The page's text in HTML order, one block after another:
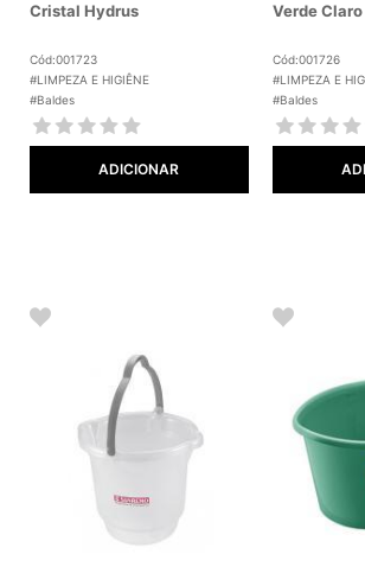
Cristal Hydrus
Cód:001723
#LIMPEZA E HIGIÊNE
#Baldes
ADICIONAR
Verde
Cód:001726
#LIMPEZA E
#Baldes